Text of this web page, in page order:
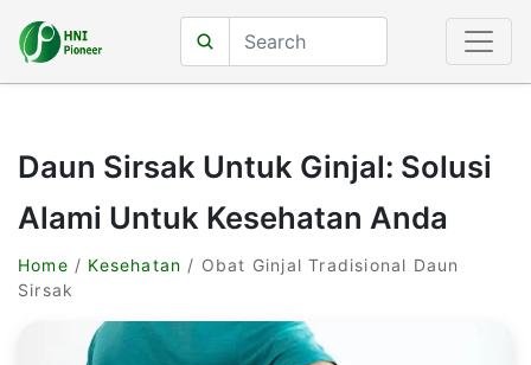
Daun Sirsak Untuk Ginjal: Solusi
Alami Untuk Kesehatan Anda
Home / Kesehatan / Obat Ginjal Tradisional Daun
Sirsak